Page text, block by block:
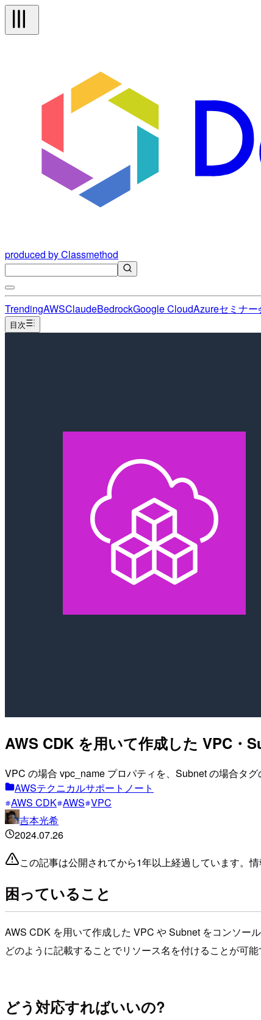
produced by Classmethod
TrendingAWSClaudeBedrockGoogle CloudAzureセミナー
目次
AWS CDK を用いて作成した VPC・
VPC の場合 vpc_name プロパティを、Subnet の場合タグ
AWSテクニカルサポートノート
AWS CDK AWS VPC
吉本光希
2024.07.26
この記事は公開されてから1年以上経過しています。
困っていること
AWS CDK を用いて作成した VPC や Subnet をコンソー
どのように記載することでリソース名を付けることが可能
どう対応すればいいの?